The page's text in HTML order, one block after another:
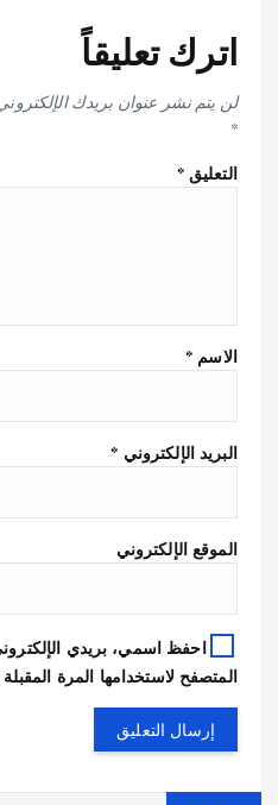
اترك تعليقاً
لن يتم نشر عنوان بريدك
*
التعليق*
الاسم *
البريد الإلكتروني *
الموقع الإلكتروني
احفظ اسمي، بريدي
المتصفح لاستخدامها المرة